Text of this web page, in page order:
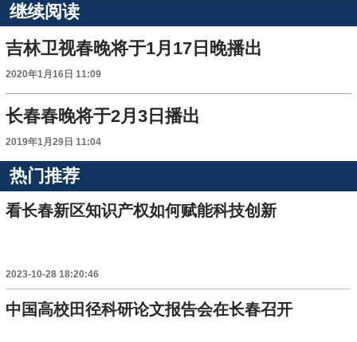
继续阅读
吉林卫视春晚将于1月17日晚播出
2020年1月16日 11:09
长春春晚将于2月3日播出
2019年1月29日 11:04
热门推荐
看长春新区知识产权如何赋能科技创新
2023-10-28 18:20:46
中国高校田径科研论文报告会在长春召开